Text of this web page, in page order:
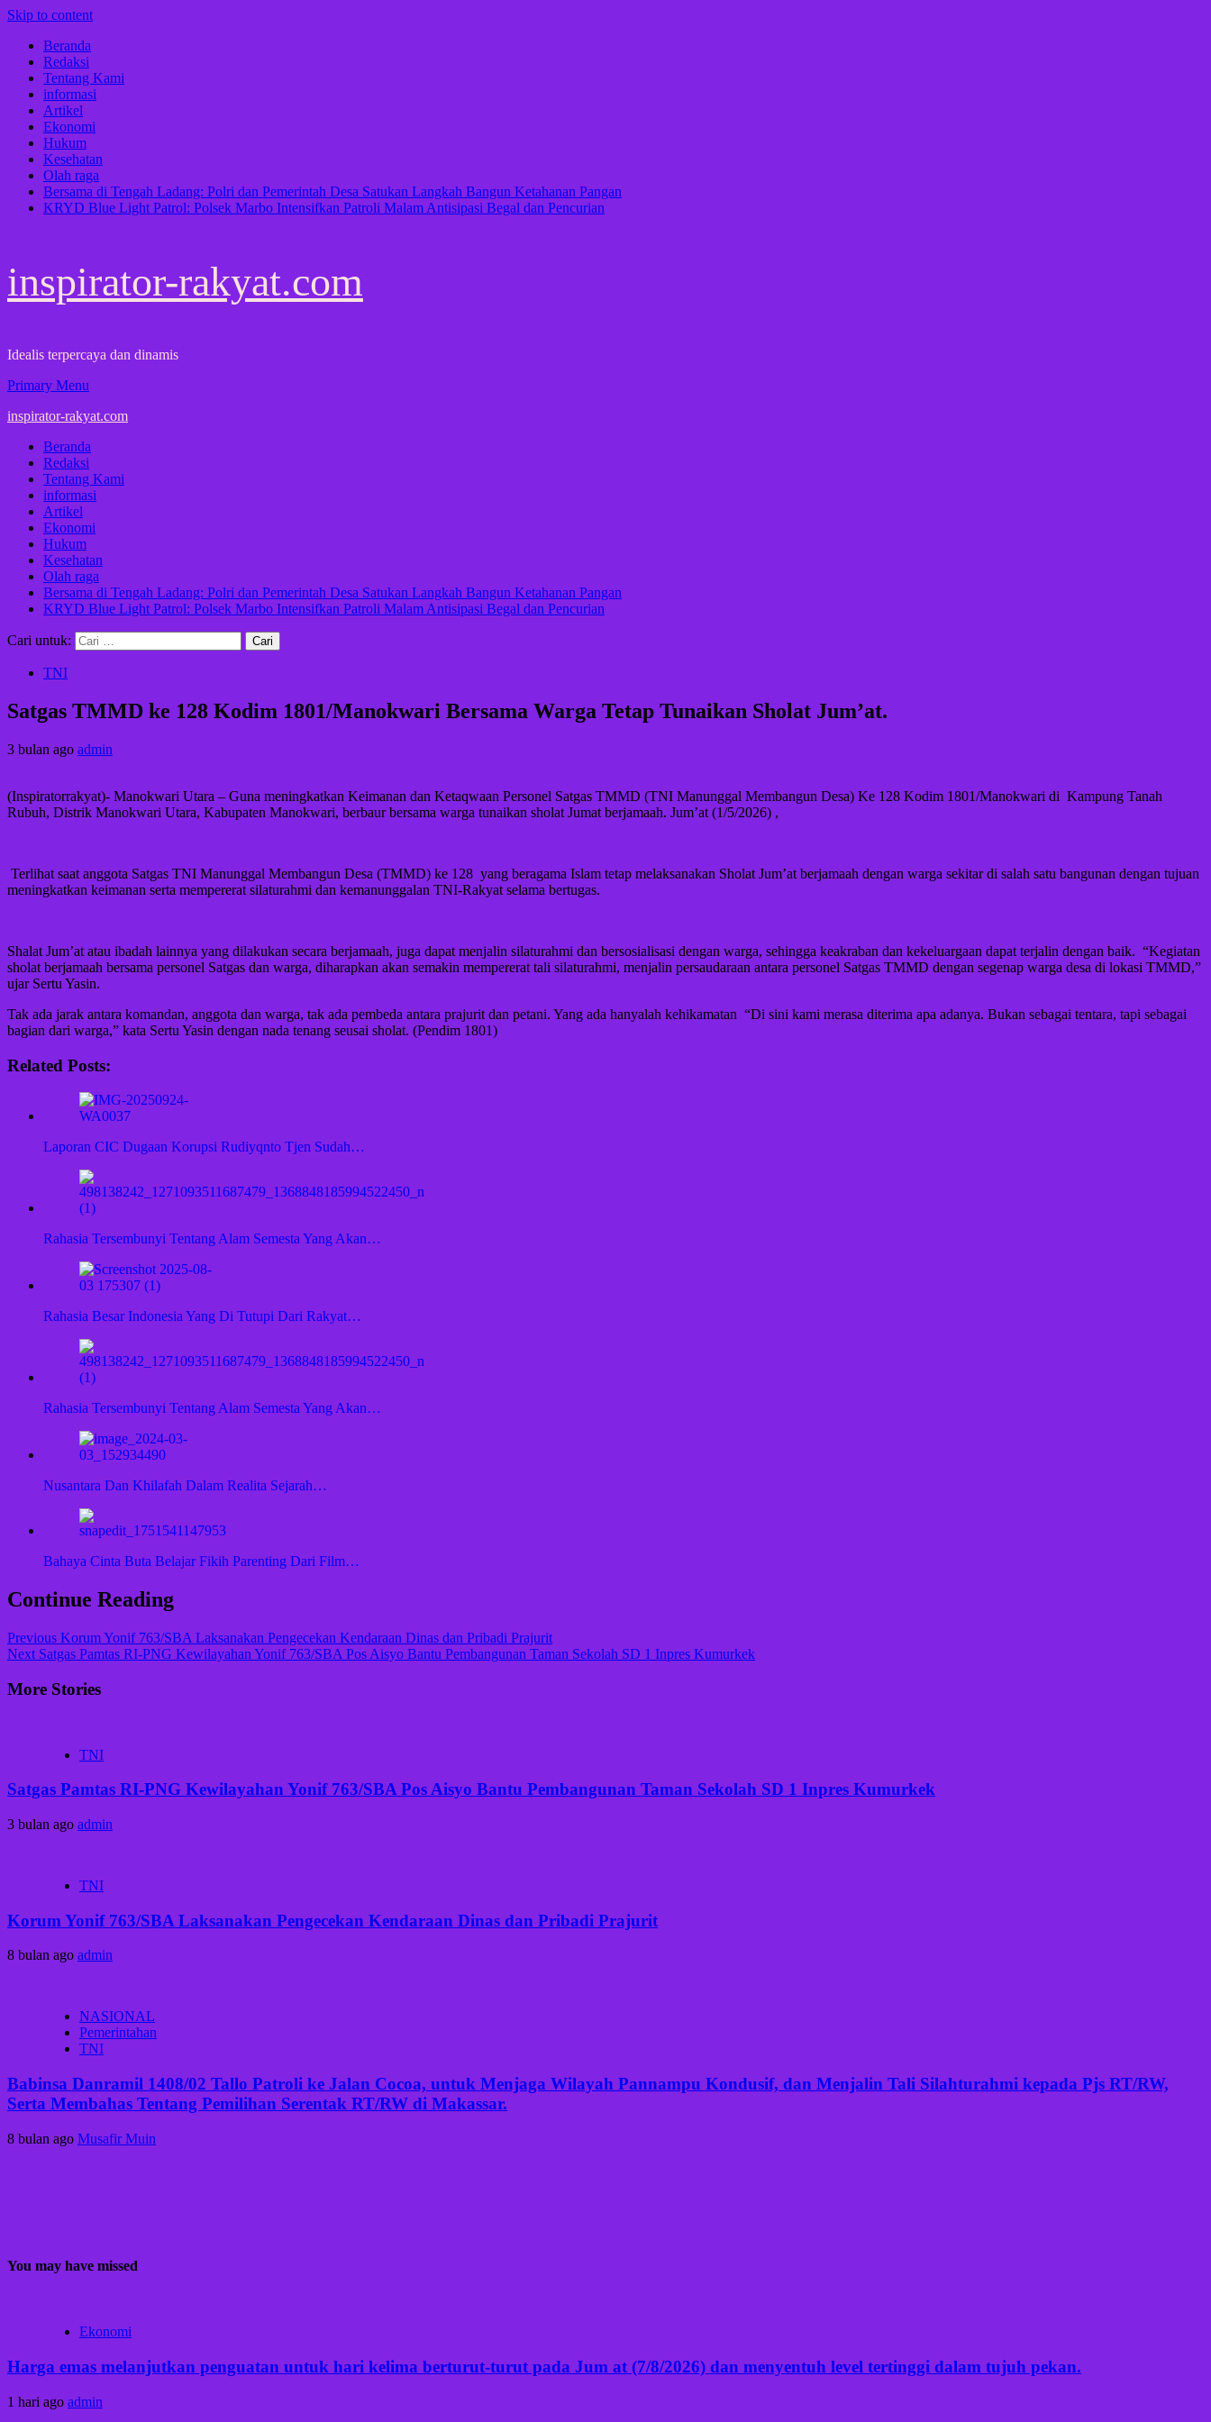
Skip to content
Beranda
Redaksi
Tentang Kami
informasi
Artikel
Ekonomi
Hukum
Kesehatan
Olah raga
Bersama di Tengah Ladang: Polri dan Pemerintah Desa Satukan Langkah Bangun Ketahanan Pangan
KRYD Blue Light Patrol: Polsek Marbo Intensifkan Patroli Malam Antisipasi Begal dan Pencurian
inspirator-rakyat.com
Idealis terpercaya dan dinamis
Primary Menu
inspirator-rakyat.com
Beranda
Redaksi
Tentang Kami
informasi
Artikel
Ekonomi
Hukum
Kesehatan
Olah raga
Bersama di Tengah Ladang: Polri dan Pemerintah Desa Satukan Langkah Bangun Ketahanan Pangan
KRYD Blue Light Patrol: Polsek Marbo Intensifkan Patroli Malam Antisipasi Begal dan Pencurian
Cari untuk:
TNI
Satgas TMMD ke 128 Kodim 1801/Manokwari Bersama Warga Tetap Tunaikan Sholat Jum’at. ‎
3 bulan ago admin
(Inspiratorrakyat)- ‎Manokwari Utara – Guna meningkatkan Keimanan dan Ketaqwaan Personel Satgas TMMD (TNI Manunggal Membangun Desa) Ke 128 Kodim 1801/Manokwari di Kampung Tanah
Rubuh, Distrik Manokwari Utara, Kabupaten Manokwari, berbaur bersama warga tunaikan sholat Jumat berjamaah. Jum’at (1/5/2026) ,
‎ ‎Terlihat saat anggota Satgas TNI Manunggal Membangun Desa (TMMD) ke 128 yang beragama Islam tetap melaksanakan Sholat Jum’at berjamaah dengan warga sekitar di salah satu bangunan dengan tujuan
meningkatkan keimanan serta mempererat silaturahmi dan kemanunggalan TNI-Rakyat selama bertugas. ‎ ‎
Shalat Jum’at atau ibadah lainnya yang dilakukan secara berjamaah, juga dapat menjalin silaturahmi dan bersosialisasi dengan warga, sehingga keakraban dan kekeluargaan dapat terjalin dengan baik. ‎ ‎“Kegiatan
sholat berjamaah bersama personel Satgas dan warga, diharapkan akan semakin mempererat tali silaturahmi, menjalin persaudaraan antara personel Satgas TMMD dengan segenap warga desa di lokasi TMMD,”
ujar Sertu Yasin. ‎
‎Tak ada jarak antara komandan, anggota dan warga, tak ada pembeda antara prajurit dan petani. Yang ada hanyalah kehikamatan ‎ ‎“Di sini kami merasa diterima apa adanya. Bukan sebagai tentara, tapi sebagai
bagian dari warga,” kata Sertu Yasin dengan nada tenang seusai sholat. (Pendim 1801)
Related Posts:
Laporan CIC Dugaan Korupsi Rudiyqnto Tjen Sudah…
Rahasia Tersembunyi Tentang Alam Semesta Yang Akan…
Rahasia Besar Indonesia Yang Di Tutupi Dari Rakyat…
Rahasia Tersembunyi Tentang Alam Semesta Yang Akan…
Nusantara Dan Khilafah Dalam Realita Sejarah…
Bahaya Cinta Buta Belajar Fikih Parenting Dari Film…
Continue Reading
Previous Korum Yonif 763/SBA Laksanakan Pengecekan Kendaraan Dinas dan Pribadi Prajurit
Next Satgas Pamtas RI-PNG Kewilayahan Yonif 763/SBA Pos Aisyo Bantu Pembangunan Taman Sekolah SD 1 Inpres Kumurkek
More Stories
TNI
Satgas Pamtas RI-PNG Kewilayahan Yonif 763/SBA Pos Aisyo Bantu Pembangunan Taman Sekolah SD 1 Inpres Kumurkek
3 bulan ago admin
TNI
Korum Yonif 763/SBA Laksanakan Pengecekan Kendaraan Dinas dan Pribadi Prajurit
8 bulan ago admin
NASIONAL
Pemerintahan
TNI
Babinsa Danramil 1408/02 Tallo Patroli ke Jalan Cocoa, untuk Menjaga Wilayah Pannampu Kondusif, dan Menjalin Tali Silahturahmi kepada Pjs RT/RW,
Serta Membahas Tentang Pemilihan Serentak RT/RW di Makassar.
8 bulan ago Musafir Muin
You may have missed
Ekonomi
Harga emas melanjutkan penguatan untuk hari kelima berturut-turut pada Jum at (7/8/2026) dan menyentuh level tertinggi dalam tujuh pekan.
1 hari ago admin